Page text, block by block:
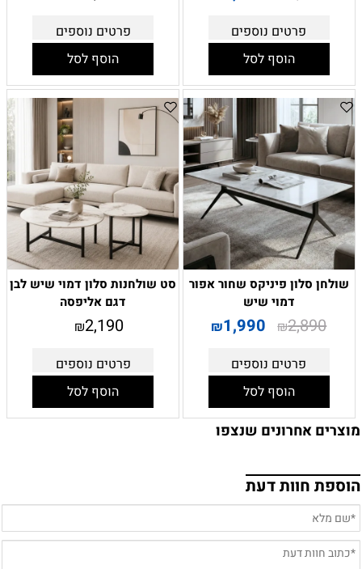
פרטים נוספים
הוסף לסל
פרטים נוספים
הוסף לסל
שולחן סלון פיניקס שחור אפור
דמוי שיש
₪2,890
₪1,990
פרטים נוספים
הוסף לסל
סט שולחנות סלון דמוי שיש לבן
דגם אליפסה
₪2,190
פרטים נוספים
הוסף לסל
מוצרים אחרונים שנצפו
הוספת חוות דעת